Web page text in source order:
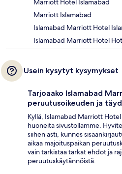
Marriott Hotel Islamabad
Marriott Islamabad
Islamabad Marriott Hotel
Islamabad Marriott Hotel
Usein kysytyt kysymykset
Tarjoaako Islamabad
peruutusoikeuden ja
Kyllä, Islamabad Marriott
huoneita sivustollamme.
siihen asti, kunnes
aikaa majoituspaikan
vain tarkistaa tarkat ehdot ja
peruutuskäytännöistä.